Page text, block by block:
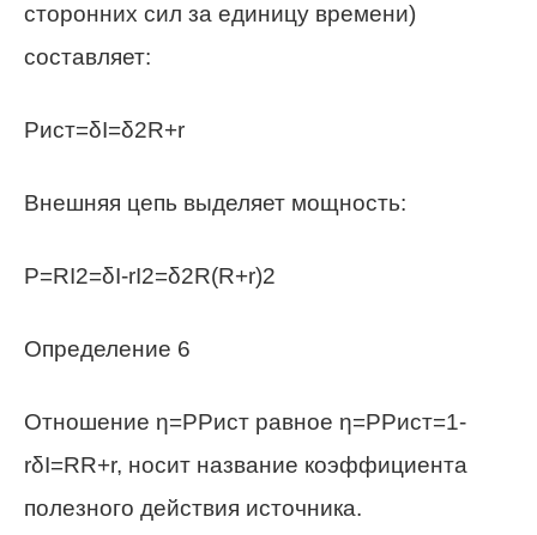
сторонних сил за единицу времени)
составляет:
Pист=δI=δ2R+r
Внешняя цепь выделяет мощность:
P=RI2=δI-rI2=δ2R(R+r)2
Определение 6
Отношение η=PPист равное η=PPист=1-
rδI=RR+r, носит название коэффициента
полезного действия источника.